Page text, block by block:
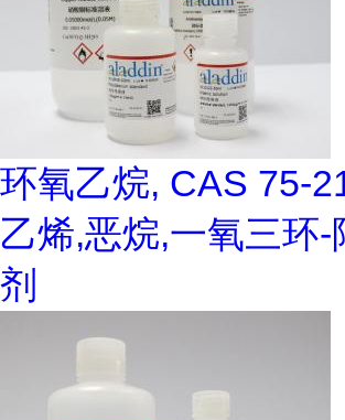
环氧乙烷, CAS 75-
乙烯,恶烷,一氧三环-
剂